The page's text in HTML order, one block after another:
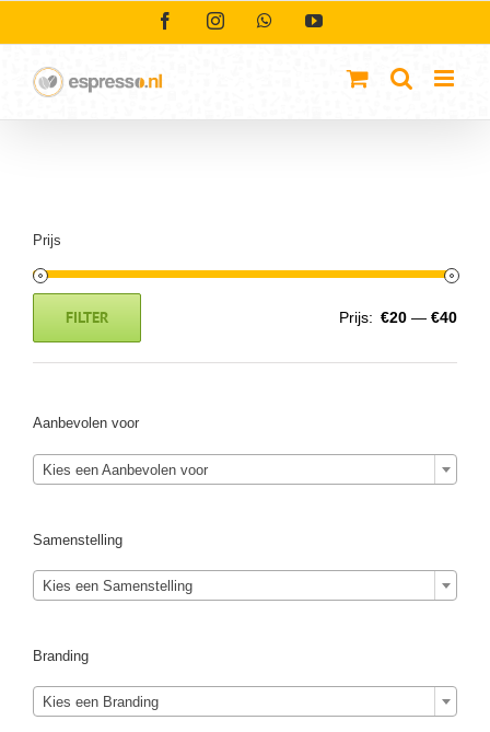
FacebookInstagramWhatsAppYouTube
Prijs
FILTER Prijs: €20 — €40
Aanbevolen voor
Kies een Aanbevolen voor
Samenstelling
Kies een Samenstelling
Branding
Kies een Branding